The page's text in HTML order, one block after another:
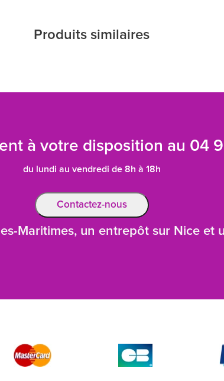
Produits similaires
à votre disposition au 04
du lundi au vendredi de 8h à 18h
Contactez-nous
Maritimes, un entrepôt sur Nice